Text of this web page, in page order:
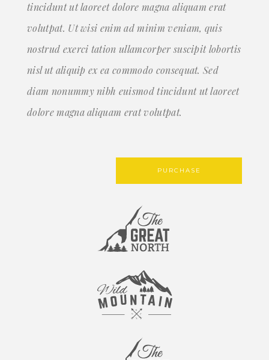
tincidunt ut laoreet dolore magna aliquam erat
volutpat. Ut wisi enim ad minim veniam, quis
nostrud exerci tation ullamcorper suscipit lobortis
nisl ut aliquip ex ea commodo consequat. Sed
diam nonummy nibh euismod tincidunt ut laoreet
dolore magna aliquam erat volutpat.
PURCHASE